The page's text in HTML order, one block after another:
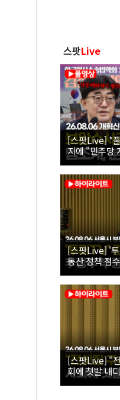
스팟Live
[스팟Live] *
지에 "민주당
26.08.06 개혁
[스팟Live] '
동산 정책 점
대토론회
[스팟Live] "
회에 첫발 내
시 부동산 대